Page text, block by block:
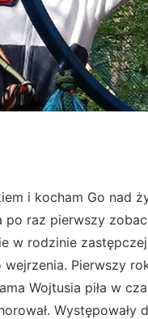
i kocham Go nad
raz pierwszy
w rodzinie
Pierwszy
Wojtusia piła w
Występowały